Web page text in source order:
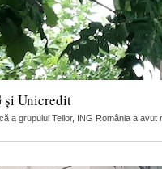
și Unicredit
a grupului Teilor, ING România a